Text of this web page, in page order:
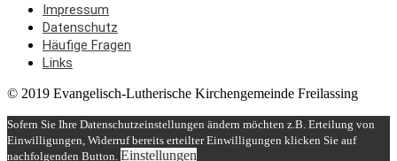
Impressum
Datenschutz
Häufige Fragen
Links
© 2019 Evangelisch-Lutherische Kirchengemeinde Freilassing
Sofern Sie Ihre Datenschutzeinstellungen ändern möchten z.B. Erteilung von
Einwilligungen, Widerruf bereits erteilter Einwilligungen klicken Sie auf
nachfolgenden Button. Einstellungen